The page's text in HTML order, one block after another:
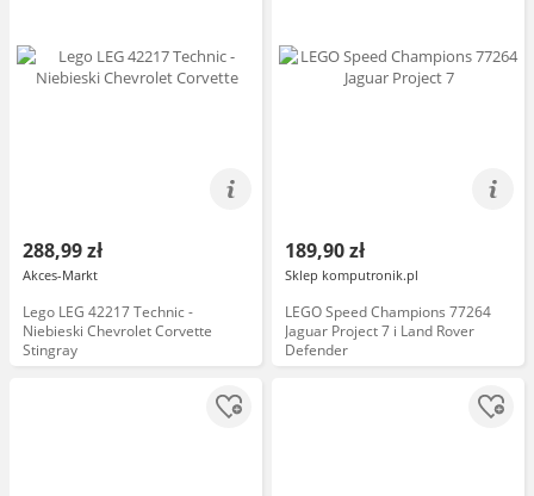
288,99 zł
Akces-Markt
Lego LEG 42217 Technic -
Niebieski Chevrolet Corvette
Stingray
189,90 zł
Sklep komputronik.pl
LEGO Speed Champions 77264
Jaguar Project 7 i Land Rover
Defender